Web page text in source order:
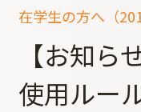
在学生の方へ（
【お知
使用ルー